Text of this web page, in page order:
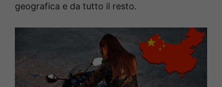
geografica e da tutto il resto.